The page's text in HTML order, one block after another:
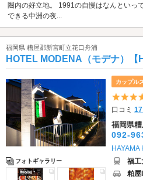
圏内の好立地。 1991の自慢はなんといっ
できる中洲の夜...
福岡県 糟屋郡新宮町立花口舟浦
HOTEL MODENA（モデナ）【
フォトギャラリー
カップル
口コミ
福岡県
092-
HAYAMA
福工
粕屋